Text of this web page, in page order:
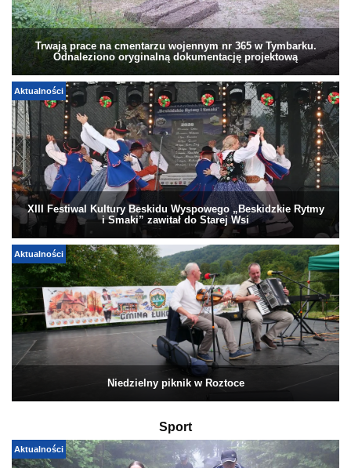
Trwają prace na cmentarzu wojennym nr 365 w Tymbarku.
Odnaleziono oryginalną dokumentację projektową
Aktualności
XIII Festiwal Kultury Beskidu Wyspowego „Beskidzkie Rytmy
i Smaki” zawitał do Starej Wsi
Aktualności
Niedzielny piknik w Roztoce
Sport
Aktualności